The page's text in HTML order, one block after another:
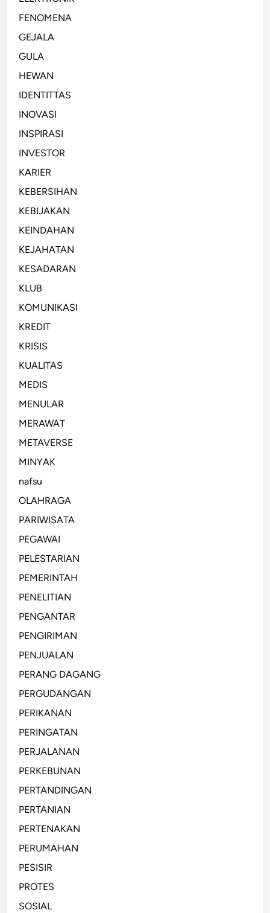
FENOMENA
GEJALA
GULA
HEWAN
IDENTITTAS
INOVASI
INSPIRASI
INVESTOR
KARIER
KEBERSIHAN
KEBIJAKAN
KEINDAHAN
KEJAHATAN
KESADARAN
KLUB
KOMUNIKASI
KREDIT
KRISIS
KUALITAS
MEDIS
MENULAR
MERAWAT
METAVERSE
MINYAK
nafsu
OLAHRAGA
PARIWISATA
PEGAWAI
PELESTARIAN
PEMERINTAH
PENELITIAN
PENGANTAR
PENGIRIMAN
PENJUALAN
PERANG DAGANG
PERGUDANGAN
PERIKANAN
PERINGATAN
PERJALANAN
PERKEBUNAN
PERTANDINGAN
PERTANIAN
PERTENAKAN
PERUMAHAN
PESISIR
PROTES
SOSIAL